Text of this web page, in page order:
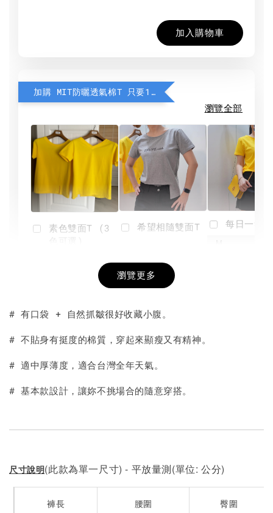
加入購物車
加購 MIT防曬透氣棉T 只要190元
瀏覽全部
素色雙面T (3
+
希望相隨雙面T
NT$ 190
-
每日一笑
瀏覽更多
# 有口袋 + 自然抓皺很好收藏小腹。
# 不貼身有挺度的棉質，穿起來顯瘦又有精神。
# 適中厚薄度，適合台灣全年天氣。
# 基本款設計，讓妳不挑場合的隨意穿搭。
尺寸說明(此款為單一尺寸) - 平放量測(單位: 公分)
褲長 腰圍 臀圍